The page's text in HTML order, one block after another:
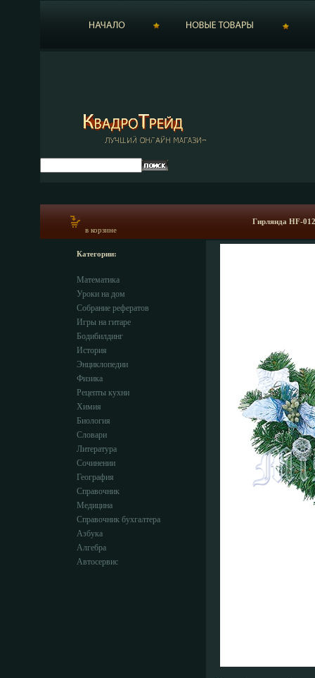
в корзине
Гирлянда HF-
Категории:
Математика
Уроки на дом
Собрание рефератов
Игры на гитаре
Бодибилдинг
История
Энциклопедии
Физика
Рецепты кухни
Химия
Биология
Словари
Литература
Сочинении
География
Справочник
Медицина
Справочник бухгалтера
Азбука
Алгебра
Автосервис